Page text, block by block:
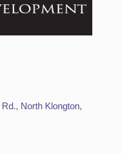
North Klongton,